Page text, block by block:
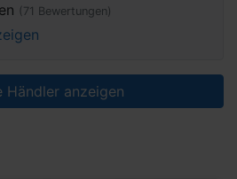
(71 Bewertungen)
Händler anzeigen